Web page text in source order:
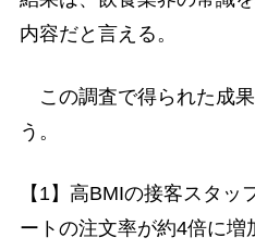
内容だと言える。
この調査で得られた成
う。
【1】高BMIの接客スタ
ートの注文率が約4倍に